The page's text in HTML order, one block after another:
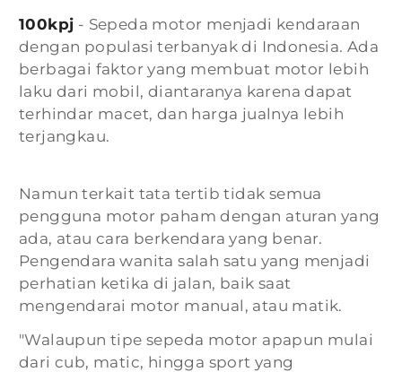
100kpj - Sepeda motor menjadi kendaraan
dengan populasi terbanyak di Indonesia. Ada
berbagai faktor yang membuat motor lebih
laku dari mobil, diantaranya karena dapat
terhindar macet, dan harga jualnya lebih
terjangkau.
Namun terkait tata tertib tidak semua
pengguna motor paham dengan aturan yang
ada, atau cara berkendara yang benar.
Pengendara wanita salah satu yang menjadi
perhatian ketika di jalan, baik saat
mengendarai motor manual, atau matik.
"Walaupun tipe sepeda motor apapun mulai
dari cub, matic, hingga sport yang